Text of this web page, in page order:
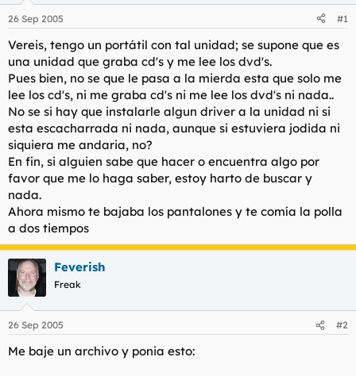
d
o
r
e
l
t
e
m
a
i
n
c
i
o
26 Sep 2005 #1
Vereis, tengo un portátil con tal unidad; se supone que es
una unidad que graba cd's y me lee los dvd's.
Pues bien, no se que le pasa a la mierda esta que solo me
lee los cd's, ni me graba cd's ni me lee los dvd's ni nada..
No se si hay que instalarle algun driver a la unidad ni si
esta escacharrada ni nada, aunque si estuviera jodida ni
siquiera me andaria, no?
En fin, si alguien sabe que hacer o encuentra algo por
favor que me lo haga saber, estoy harto de buscar y
nada.
Ahora mismo te bajaba los pantalones y te comía la polla
a dos tiempos
Feverish
Freak
26 Sep 2005 #2
Me baje un archivo y ponia esto: